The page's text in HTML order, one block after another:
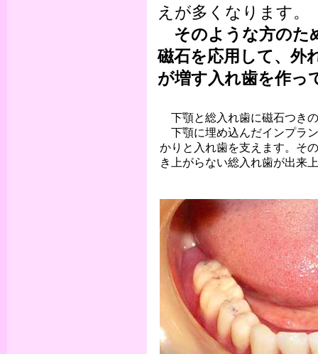
えが多くなります。
そのような方のた
磁石を応用して、外
が増す入れ歯を作っ
下顎と総入れ歯に磁石つき
下顎に埋め込んだインプラ
かりと入れ歯を支えます。そ
き上がらない総入れ歯が出来